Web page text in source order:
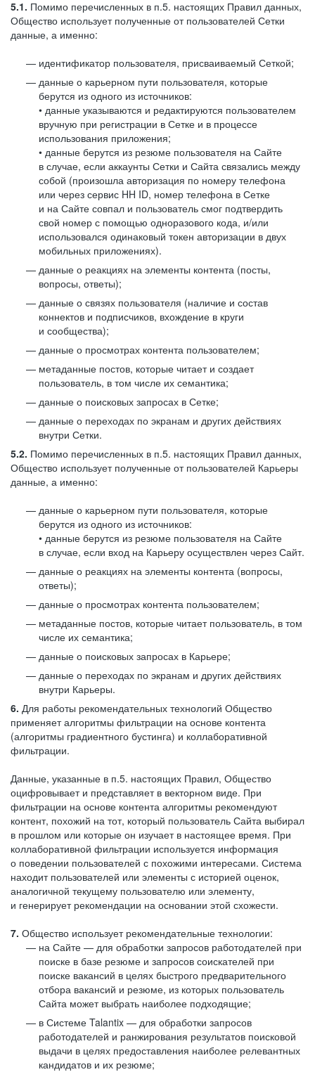
5.1. Помимо перечисленных в п.5. настоящих Правил данных,
Общество использует полученные от пользователей Сетки
данные, а именно:
идентификатор пользователя, присваиваемый Сеткой;
данные о карьерном пути пользователя, которые
берутся из одного из источников:
• данные указываются и редактируются пользователем
вручную при регистрации в Сетке и в процессе
использования приложения;
• данные берутся из резюме пользователя на Сайте
в случае, если аккаунты Сетки и Сайта связались между
собой (произошла авторизация по номеру телефона
или через сервис HH ID, номер телефона в Сетке
и на Сайте совпал и пользователь смог подтвердить
свой номер с помощью одноразового кода, и/или
использовался одинаковый токен авторизации в двух
мобильных приложениях).
данные о реакциях на элементы контента (посты,
вопросы, ответы);
данные о связях пользователя (наличие и состав
коннектов и подписчиков, вхождение в круги
и сообщества);
данные о просмотрах контента пользователем;
метаданные постов, которые читает и создает
пользователь, в том числе их семантика;
данные о поисковых запросах в Сетке;
данные о переходах по экранам и других действиях
внутри Сетки.
5.2. Помимо перечисленных в п.5. настоящих Правил данных,
Общество использует полученные от пользователей Карьеры
данные, а именно:
данные о карьерном пути пользователя, которые
берутся из одного из источников:
• данные берутся из резюме пользователя на Сайте
в случае, если вход на Карьеру осуществлен через Сайт.
данные о реакциях на элементы контента (вопросы,
ответы);
данные о просмотрах контента пользователем;
метаданные постов, которые читает пользователь, в том
числе их семантика;
данные о поисковых запросах в Карьере;
данные о переходах по экранам и других действиях
внутри Карьеры.
6. Для работы рекомендательных технологий Общество
применяет алгоритмы фильтрации на основе контента
(алгоритмы градиентного бустинга) и коллаборативной
фильтрации.
Данные, указанные в п.5. настоящих Правил, Общество
оцифровывает и представляет в векторном виде. При
фильтрации на основе контента алгоритмы рекомендуют
контент, похожий на тот, который пользователь Сайта выбирал
в прошлом или которые он изучает в настоящее время. При
коллаборативной фильтрации используется информация
о поведении пользователей с похожими интересами. Система
находит пользователей или элементы с историей оценок,
аналогичной текущему пользователю или элементу,
и генерирует рекомендации на основании этой схожести.
7. Общество использует рекомендательные технологии:
на Сайте — для обработки запросов работодателей при
поиске в базе резюме и запросов соискателей при
поиске вакансий в целях быстрого предварительного
отбора вакансий и резюме, из которых пользователь
Сайта может выбрать наиболее подходящие;
в Системе Talantix — для обработки запросов
работодателей и ранжирования результатов поисковой
выдачи в целях предоставления наиболее релевантных
кандидатов и их резюме;